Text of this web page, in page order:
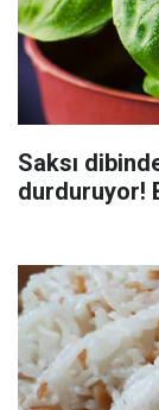
Saksı
durduruyor!